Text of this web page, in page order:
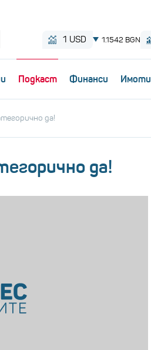
Пoдкаст Финанси Имоти
да!
да!